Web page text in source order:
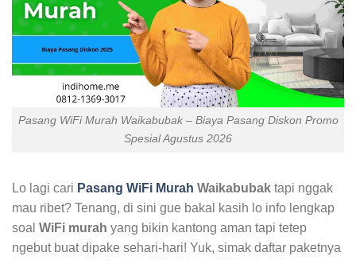
Pasang WiFi Murah Waikabubak – Biaya Pasang Diskon Promo
Spesial Agustus 2026
Lo lagi cari Pasang WiFi Murah Waikabubak tapi nggak
mau ribet? Tenang, di sini gue bakal kasih lo info lengkap
soal WiFi murah yang bikin kantong aman tapi tetep
ngebut buat dipake sehari-hari! Yuk, simak daftar paketnya